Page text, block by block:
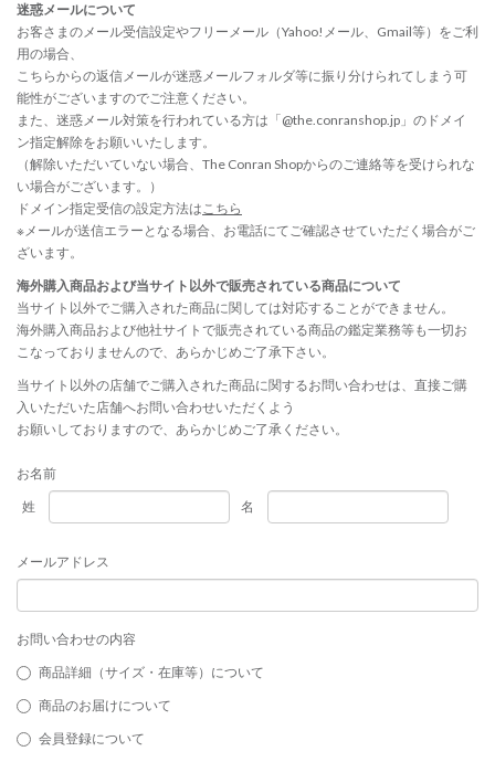
迷惑メールについて
お客さまのメール受信設定やフリーメール（Yahoo!メール、Gmail等）をご利
用の場合、
こちらからの返信メールが迷惑メールフォルダ等に振り分けられてしまう可
能性がございますのでご注意ください。
また、迷惑メール対策を行われている方は「@the.conranshop.jp」のドメイ
ン指定解除をお願いいたします。
（解除いただいていない場合、The Conran Shopからのご連絡等を受けられな
い場合がございます。）
ドメイン指定受信の設定方法はこちら
※メールが送信エラーとなる場合、お電話にてご確認させていただく場合がご
ざいます。
海外購入商品および当サイト以外で販売されている商品について
当サイト以外でご購入された商品に関しては対応することができません。
海外購入商品および他社サイトで販売されている商品の鑑定業務等も一切お
こなっておりませんので、あらかじめご了承下さい。
当サイト以外の店舗でご購入された商品に関するお問い合わせは、直接ご購
入いただいた店舗へお問い合わせいただくよう
お願いしておりますので、あらかじめご了承ください。
お名前
姓
名
メールアドレス
お問い合わせの内容
商品詳細（サイズ・在庫等）について
商品のお届けについて
会員登録について